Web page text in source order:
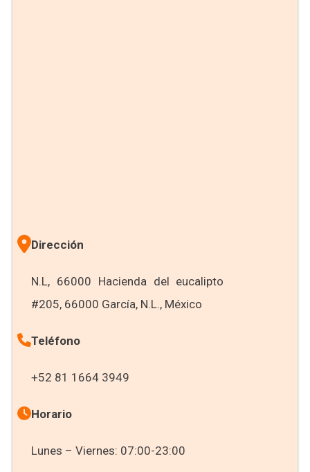
Dirección
N.L, 66000 Hacienda del eucalipto
#205, 66000 García, N.L., México
Teléfono
+52 81 1664 3949
Horario
Lunes – Viernes: 07:00-23:00